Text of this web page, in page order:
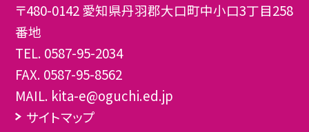
〒480-0142 愛知県丹羽郡大口町中小口3丁目258
番地
TEL. 0587-95-2034
FAX. 0587-95-8562
MAIL. kita-e@oguchi.ed.jp
サイトマップ